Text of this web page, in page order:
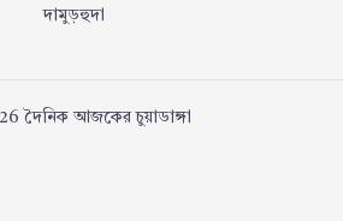
দামুড়হুদা
দৈনিক আজকের চুয়াডাঙ্গা